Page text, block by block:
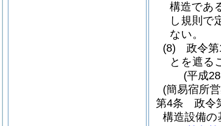
構造であ
し規則で
ない。
(8)
政令
とを遮る
(平成
(簡易宿所
第4条
政令
構造設備